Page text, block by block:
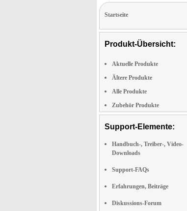
Startseite
Produkt-Übersicht:
Aktuelle Produkte
Ältere Produkte
Alle Produkte
Zubehör Produkte
Support-Elemente:
Handbuch-, Treiber-, Video-
Downloads
Support-FAQs
Erfahrungen, Beiträge
Diskussions-Forum